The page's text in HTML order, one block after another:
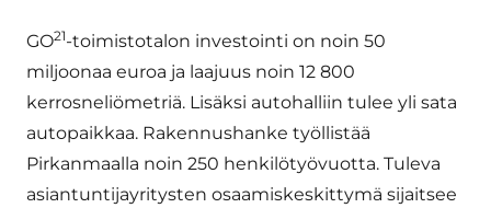
GO21-toimistotalon investointi on noin 50
miljoonaa euroa ja laajuus noin 12 800
kerrosneliömetriä. Lisäksi autohalliin tulee yli sata
autopaikkaa. Rakennushanke työllistää
Pirkanmaalla noin 250 henkilötyövuotta. Tuleva
asiantuntijayritysten osaamiskeskittymä sijaitsee